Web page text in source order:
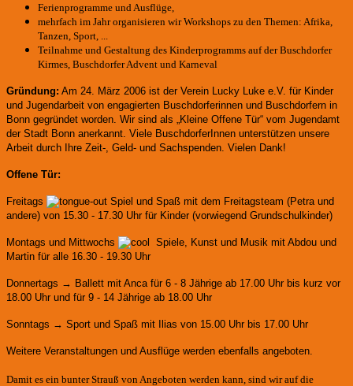
Ferienprogramme und Ausflüge,
mehrfach im Jahr organisieren wir Workshops zu den Themen: Afrika,
Tanzen, Sport, ...
Teilnahme und Gestaltung des Kinderprogramms auf der Buschdorfer
Kirmes, Buschdorfer Advent und Karneval
Gründung: Am 24. März 2006 ist der Verein Lucky Luke e.V. für Kinder
und Jugendarbeit von engagierten Buschdorferinnen und Buschdorfern in
Bonn gegründet worden. Wir sind als „Kleine Offene Tür“ vom Jugendamt
der Stadt Bonn anerkannt. Viele BuschdorferInnen unterstützen unsere
Arbeit durch Ihre Zeit-, Geld- und Sachspenden. Vielen Dank!
Offene Tür:
Freitags
Spiel und Spaß mit dem Freitagsteam (Petra und
andere) von 15.30 - 17.30 Uhr für Kinder (vorwiegend Grundschulkinder)
Montags und Mittwochs
Spiele, Kunst und Musik mit Abdou und
Martin für alle 16.30 - 19.30 Uhr
Donnertags → Ballett mit Anca für 6 - 8 Jährige ab 17.00 Uhr bis kurz vor
18.00 Uhr und für 9 - 14 Jährige ab 18.00 Uhr
Sonntags → Sport und Spaß mit Ilias von 15.00 Uhr bis 17.00 Uhr
Weitere Veranstaltungen und Ausflüge werden ebenfalls angeboten.
Damit es ein bunter Strauß von Angeboten werden kann, sind wir auf die